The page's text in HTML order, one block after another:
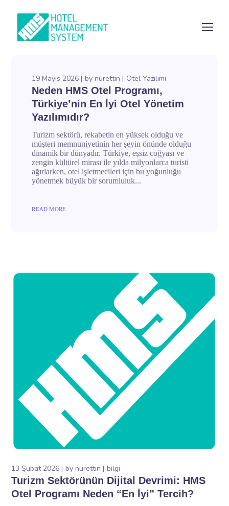
19 Mayıs 2026 by nurettin Otel Yazılımı
Neden HMS Otel Programı,
Türkiye’nin En İyi Otel Yönetim
Yazılımıdır?
Turizm sektörü, rekabetin en yüksek olduğu ve
müşteri memnuniyetinin her şeyin önünde olduğu
dinamik bir dünyadır. Türkiye, eşsiz coğyası ve
zengin kültürel mirası ile yılda milyonlarca turisti
ağırlarken, otel işletmecileri için bu yoğunluğu
yönetmek büyük bir sorumluluk...
READ MORE
13 Şubat 2026 bynurettin bilgi
Turizm Sektörünün Dijital Devrimi: HMS
Otel Programı Neden “En İyi” Tercih?